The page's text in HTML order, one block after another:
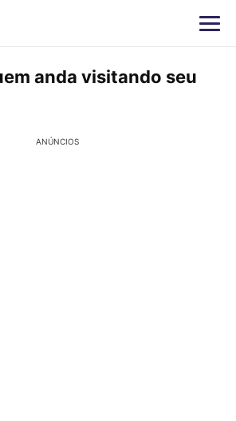
anda visitando seu
ANÚNCIOS